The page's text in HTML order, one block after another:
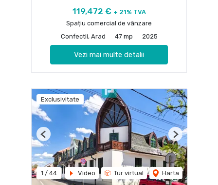
119,472 € + 21% TVA
Spațiu comercial de vânzare
Confectii, Arad
47 mp 2025
Vezi mai multe detalii
Exclusivitate
1 / 44 Video Tur virtual Harta
Previous Next